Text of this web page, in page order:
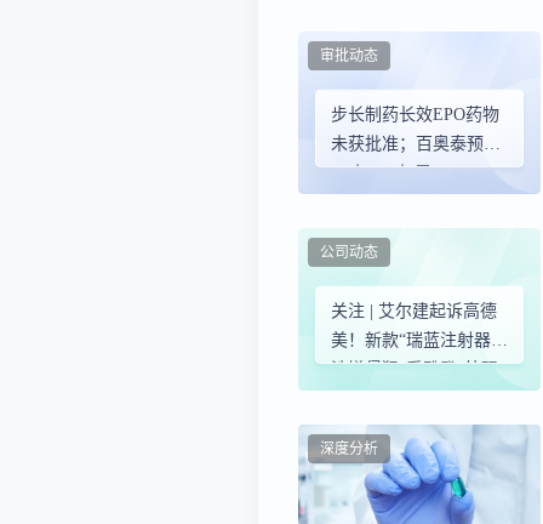
皮炎…… | 产业新闻
步长制药长效EPO药物
未获批准；百奥泰预亏
2.3亿-2.9亿元
审批动态
关注 | 艾尔建起诉高德
美！新款“瑞蓝注射器”
涉嫌侵犯“乔雅登”外观
公司动态
深度分析